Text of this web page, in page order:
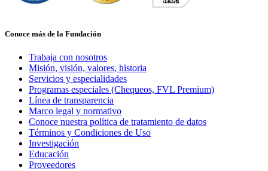
Conoce más de la Fundación
Trabaja con nosotros
Misión, visión, valores, historia
Servicios y especialidades
Programas especiales (Chequeos, FVL Premium)
Línea de transparencia
Marco legal y normativo
Conoce nuestra política de tratamiento de datos
Términos y Condiciones de Uso
Investigación
Educación
Proveedores